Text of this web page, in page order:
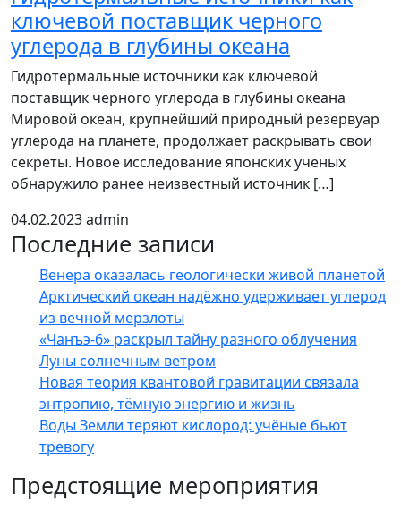
ключевой поставщик черного
углерода в глубины океана
Гидротермальные источники как ключевой
поставщик черного углерода в глубины океана
Мировой океан, крупнейший природный резервуар
углерода на планете, продолжает раскрывать свои
секреты. Новое исследование японских ученых
обнаружило ранее неизвестный источник […]
04.02.2023admin
Последние записи
Венера оказалась геологически живой планетой
Арктический океан надёжно удерживает углерод
из вечной мерзлоты
«Чанъэ-6» раскрыл тайну разного облучения
Луны солнечным ветром
Новая теория квантовой гравитации связала
энтропию, тёмную энергию и жизнь
Воды Земли теряют кислород: учёные бьют
тревогу
Предстоящие мероприятия